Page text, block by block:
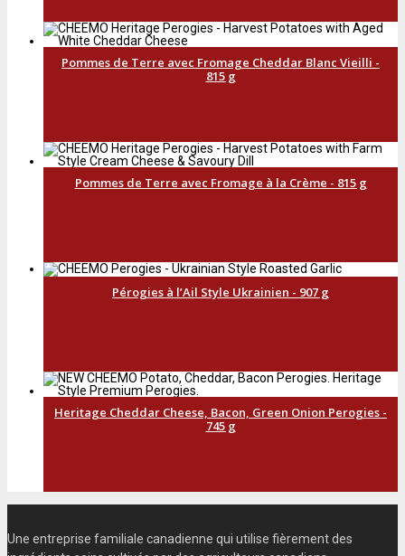
Pommes de Terre avec Fromage Cheddar Blanc Vieilli -
815 g
Pommes de Terre avec Fromage à la Crème - 815 g
Pérogies à l’Ail Style Ukrainien - 907 g
Heritage Cheddar Cheese, Bacon, Green Onion Perogies -
745 g
Une entreprise familiale canadienne qui utilise fièrement des